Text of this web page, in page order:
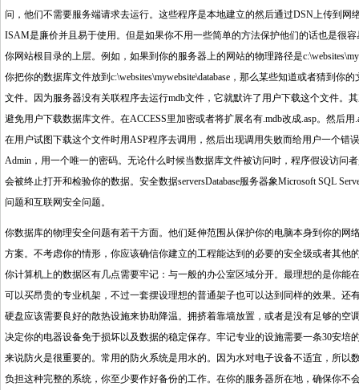
问，他们不需要服务端请求去运行。这些程序是本地建立的然后通过DSN上传到网
ISAM是廉价并且易于使用。但是如果你不用一些简单的方法保护他们的话也是很
你网站根目录的上层。例如，如果到你的服务器上的网站的物理路径是
你把你的数据库文件放到c:\websites\mywebsite\database，那么某些知道或者猜到你
文件。因为服务器没有关联程序去运行mdb文件，它就默许了用户下载这个文件。
避免用户下载数据库文件。在ACCESS里加密或者将扩展名有.mdb改成.asp。然后
在用户试图下载这个文件时用ASP程序去调用，然后出现调用失败而给用户一个错
Admin，用一个唯一的密码。无论什么时候当数据库文件被访问时，程序假设访问
会被终止打开和检验你的数据。安全数据serversDatabase服务器象Microsoft SQL
问题和互联网安全问题。
你数据库的物理安全问题有若干方面。他们延伸范围从保护你的电脑本身到你的
方案。不考虑你的情形，你应该确信你建立的工程能达到的必要的安全级或者其
你计算机上的数据区有几点需要牢记：与一般的办公室区域分开。最理想的是你
可以买昂贵的专业机架，不过一套摆设理想的普通架子也可以达到同样的效果。
硬盘应该需要良好的散热设施来协助降温。拥挤着靠墙放置，或者是没有足够的
决定你的电器设备免于损坏以及数据的稳定保存。牢记专业的设施需要一条30安
来说防火是很重要的。常用的防火系统是用水的。因为水对电子设备不适宜，所
负担这种完整的系统，你至少要作好备份的工作。在你的服务器所在地，确保你